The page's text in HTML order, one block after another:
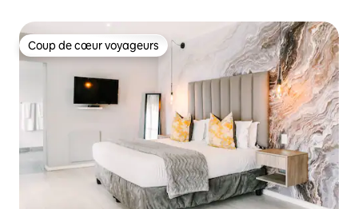
Coup de cœur voyageurs
Coup de cœur voyageurs